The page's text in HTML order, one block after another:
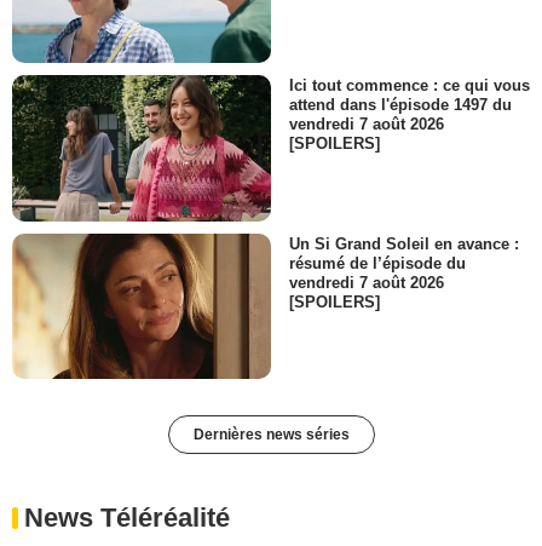
Ici tout commence : ce qui vous
attend dans l'épisode 1497 du
vendredi 7 août 2026
[SPOILERS]
Un Si Grand Soleil en avance :
résumé de l’épisode du
vendredi 7 août 2026
[SPOILERS]
Dernières news séries
News Téléréalité